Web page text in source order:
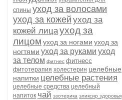
спины уход за волосами
уход за кожей уход за
кожей лицауход за
лицом уход за ногами уход за
ногтями уход за руками уход
за телом фитнес фитнесс
фитотерапия холестерин целебные
напитки целебные растения
целебные средства целебный
напиток чай эзотерика эликсир здоровья